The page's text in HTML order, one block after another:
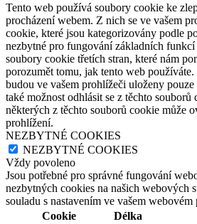
Tento web používá soubory cookie ke
procházení webem. Z nich se ve vašem
cookie, které jsou kategorizovány podle
nezbytné pro fungování základních
soubory cookie třetích stran, které nám
porozumět tomu, jak tento web
budou ve vašem prohlížeči uloženy
také možnost odhlásit se z těchto
některých z těchto souborů cookie může
prohlížení.
NEZBYTNÉ COOKIES
NEZBYTNÉ COOKIES
Vždy povoleno
Jsou potřebné pro správné fungování
nezbytných cookies na našich webových
souladu s nastavením ve vašem webovém
Cookie
Délka